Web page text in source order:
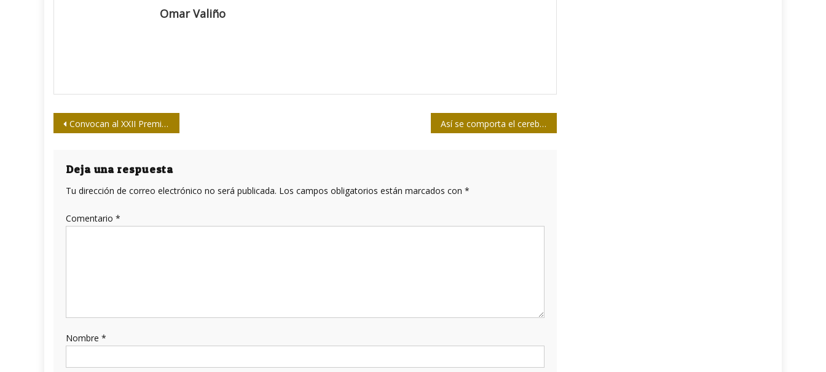
Omar Valiño
Navegación
entradas
Convocan al XXII Premio Iberoamericano de Cuento Julio Cortázar Así se comporta el cerebro cuando estamos enfermos
Deja una respuesta
Tu dirección de correo electrónico no será publicada. Los campos obligatorios están marcados con *
Comentario *
Nombre *